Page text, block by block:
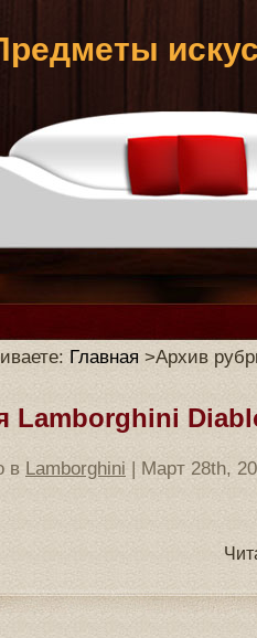
Главная >Архив
Lamborghini
в Lamborghini | Март 28th,